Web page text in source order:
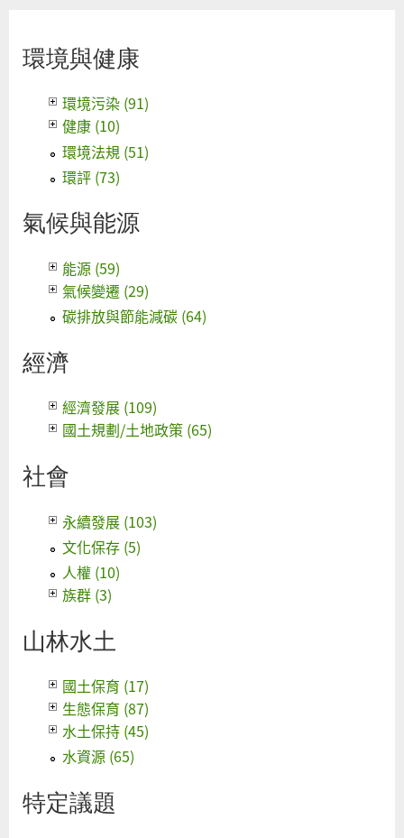
環境與健康
環境污染 (91)
健康 (10)
環境法規 (51)
環評 (73)
氣候與能源
能源 (59)
氣候變遷 (29)
碳排放與節能減碳 (64)
經濟
經濟發展 (109)
國土規劃/土地政策 (65)
社會
永續發展 (103)
文化保存 (5)
人權 (10)
族群 (3)
山林水土
國土保育 (17)
生態保育 (87)
水土保持 (45)
水資源 (65)
特定議題